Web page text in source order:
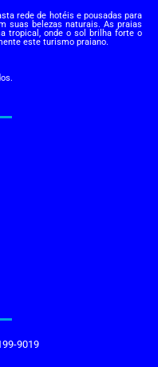
rede de hotéis e pousadas para
suas belezas naturais. As praias
tropical, onde o sol brilha forte o
este turismo praiano.
9019